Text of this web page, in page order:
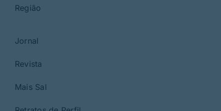
Região
Jornal
Revista
Mais Sal